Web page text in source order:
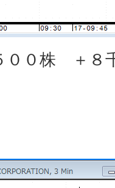
００株 ＋